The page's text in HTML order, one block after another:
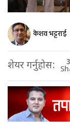
केशव भट्टराई
शेयर गर्नुहोस: